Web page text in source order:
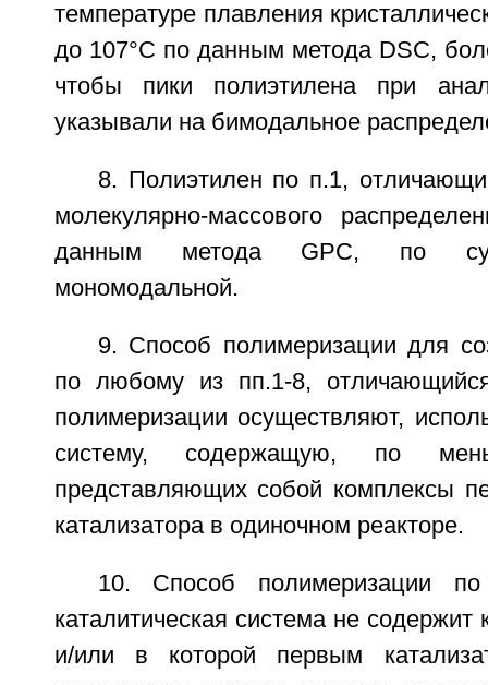
температуре плавления
до 107°C по данным метода DSC,
чтобы пики полиэтилена при
указывали на бимодальное
8. Полиэтилен по п.1,
молекулярно-массового
данным метода GPC, по
мономодальной.
9. Способ полимеризации для
по любому из пп.1-8,
полимеризации осуществляют,
систему, содержащую, по
представляющих собой комплексы
катализатора в одиночном реакторе.
10. Способ полимеризации
каталитическая система не содержит
и/или в которой первым